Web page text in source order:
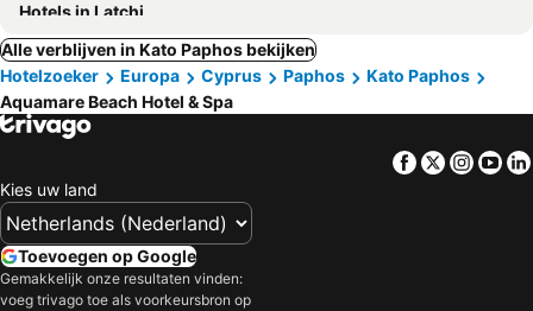
Hotels in Latchi
Alle verblijven in Kato Paphos bekijken
Hotelzoeker
Europa Cyprus Paphos
Kato Paphos
Aquamare Beach Hotel & Spa
Facebook
Twitter
Kies uw land
Toevoegen op Google
Gemakkelijk onze resultaten vinden:
voeg trivago toe als voorkeursbron op